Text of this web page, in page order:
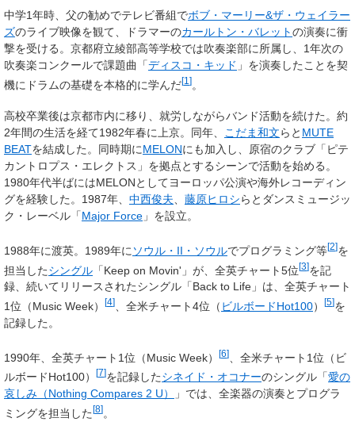
中学1年時、父の勧めでテレビ番組でボブ・マーリー&ザ・ウェイラー
ズのライブ映像を観て、ドラマーのカールトン・バレットの演奏に衝
撃を受ける。京都府立綾部高等学校では吹奏楽部に所属し、1年次の
吹奏楽コンクールで課題曲「ディスコ・キッド 」を演奏したことを契
機にドラムの基礎を本格的に学んだ[1 ] 。
高校卒業後は京都市内に移り、就労しながらバンド活動を続けた。約
2年間の生活を経て1982年春に上京。同年、 こだま和文らと MUTE
BEATを結成した。同時期にMELONにも加入し、原宿のクラブ「ピテ
カントロプス・エレクトス」を拠点とするシーンで活動を始める。
1980年代半ばにはMELONとしてヨーロッパ公演や海外レコーディン
グを経験した。1987年、 中西俊夫、 藤原ヒロシらとダンスミュージッ
ク・レーベル「Major Force 」を設立。
1988年に渡英。1989年に ソウル・II・ソウルでプログラミング等[2]を
担当したシングル 「Keep on Movin'」が、全英チャート5位[3]を記
録、続いてリリースされたシングル「Back to Life」は、全英チャート
1位（Music Week）
[4] 、全米チャート4位（ ビルボードHot100） [5]を
記録した。
1990年、全英チャート1位（Music Week） [6]
、全米チャート1位（ビ
ルボードHot100）
[7]を記録したシネイド・オコナーのシングル「愛の
哀しみ（Nothing Compares 2 U）
」では、全楽器の演奏とプログラ
ミングを担当した[8]。